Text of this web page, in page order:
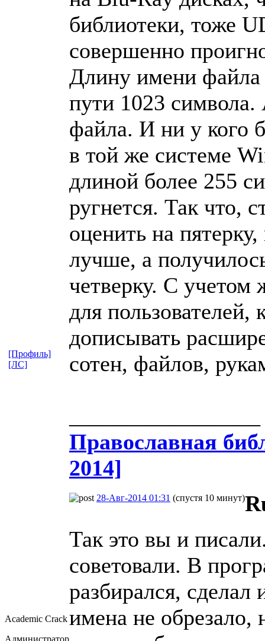
библиотеки, тоже
совершенно
Длину имени
пути 1023
файла. И ни у кого
в той же системе
длиной более 255
ругнется. Так что,
оценить на
лучше, а
четверку. С учетом
для пользователей,
дописывать
сотен, файлов,
Православная​
2014]
[Профиль]
[ЛС]
Academic Crack
Администратор
28-Авг-2014 01:31 (спустя 10 минут)
Так это вы и
советовали. В
разбирался,
имена не обрезало,